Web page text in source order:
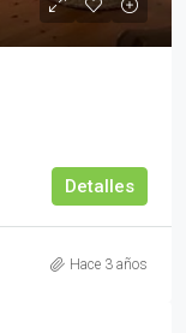
Detalles
Hace 3 años